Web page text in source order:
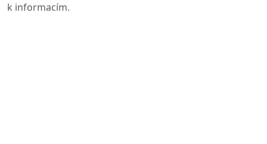
k informacím.